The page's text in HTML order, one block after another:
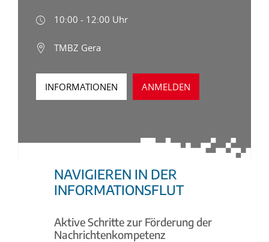
10:00 - 12:00 Uhr
TMBZ Gera
INFORMATIONEN ANMELDEN
NAVIGIEREN IN DER
INFORMATIONSFLUT
Aktive Schritte zur Förderung der
Nachrichtenkompetenz